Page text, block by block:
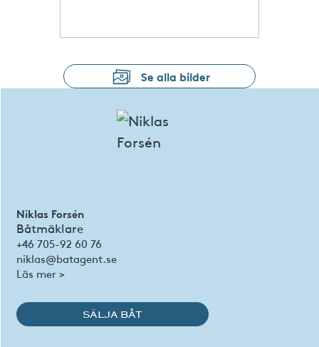
Se alla bilder
Niklas Forsén
Båtmäklare
+46 705-92 60 76
niklas@batagent.se
Läs mer >
SÄLJA BÅT